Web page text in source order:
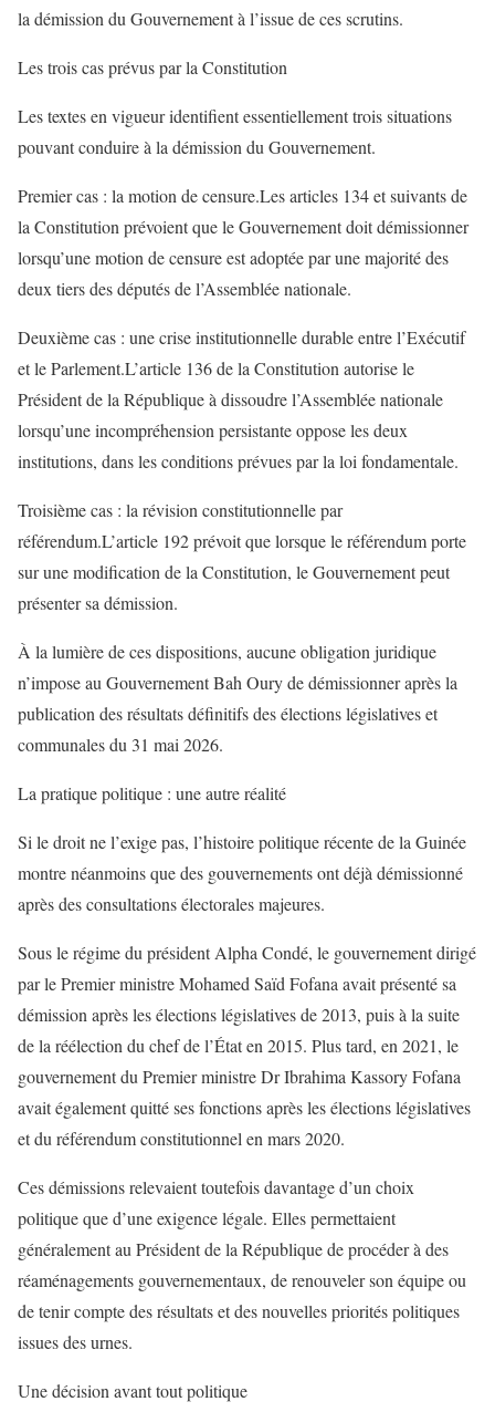
la démission du Gouvernement à l’issue de ces scrutins.
Les trois cas prévus par la Constitution
Les textes en vigueur identifient essentiellement trois situations
pouvant conduire à la démission du Gouvernement.
Premier cas : la motion de censure.Les articles 134 et suivants de
la Constitution prévoient que le Gouvernement doit démissionner
lorsqu’une motion de censure est adoptée par une majorité des
deux tiers des députés de l’Assemblée nationale.
Deuxième cas : une crise institutionnelle durable entre l’Exécutif
et le Parlement.L’article 136 de la Constitution autorise le
Président de la République à dissoudre l’Assemblée nationale
lorsqu’une incompréhension persistante oppose les deux
institutions, dans les conditions prévues par la loi fondamentale.
Troisième cas : la révision constitutionnelle par
référendum.L’article 192 prévoit que lorsque le référendum porte
sur une modification de la Constitution, le Gouvernement peut
présenter sa démission.
À la lumière de ces dispositions, aucune obligation juridique
n’impose au Gouvernement Bah Oury de démissionner après la
publication des résultats définitifs des élections législatives et
communales du 31 mai 2026.
La pratique politique : une autre réalité
Si le droit ne l’exige pas, l’histoire politique récente de la Guinée
montre néanmoins que des gouvernements ont déjà démissionné
après des consultations électorales majeures.
Sous le régime du président Alpha Condé, le gouvernement dirigé
par le Premier ministre Mohamed Saïd Fofana avait présenté sa
démission après les élections législatives de 2013, puis à la suite
de la réélection du chef de l’État en 2015. Plus tard, en 2021, le
gouvernement du Premier ministre Dr Ibrahima Kassory Fofana
avait également quitté ses fonctions après les élections législatives
et du référendum constitutionnel en mars 2020.
Ces démissions relevaient toutefois davantage d’un choix
politique que d’une exigence légale. Elles permettaient
généralement au Président de la République de procéder à des
réaménagements gouvernementaux, de renouveler son équipe ou
de tenir compte des résultats et des nouvelles priorités politiques
issues des urnes.
Une décision avant tout politique